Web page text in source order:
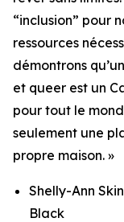
“inclusion” pour
ressources
démontrons
et queer est un
pour tout le
seulement une
propre maison. »
Shelly-Ann
Black